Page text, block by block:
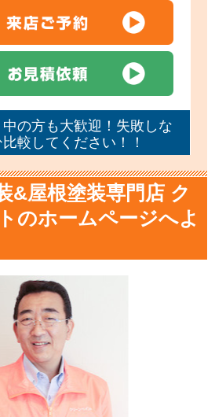
の方も大歓迎！失敗しな
較してください！！
&屋根塗装専門店 ク
のホームページへよ